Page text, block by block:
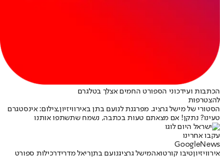
הכתבות ועידכוני הספורט החמים אצלך בטלגרם
להצטרפות
הסטורי של מישל גרציג. מפרגנת לנועם בתן באירוויזיון,צילום: אינסטגרם
טעינו? נתקן! אם מצאתם טעות בכתבה, נשמח שתשתפו אותנו
עקבו אחרינו
Googl eNews
אירוויזיוןטיבו קורטואהמישל גרציגנועם בתןריאל מדרידרכילות ספורט